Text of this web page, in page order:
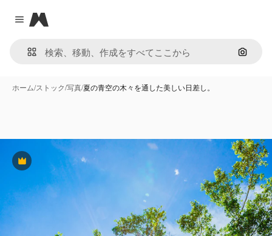
Close menu
Magnific
画像で
ホーム/ストック/写真/夏の青空の木々を通した美しい日差し。
Premium